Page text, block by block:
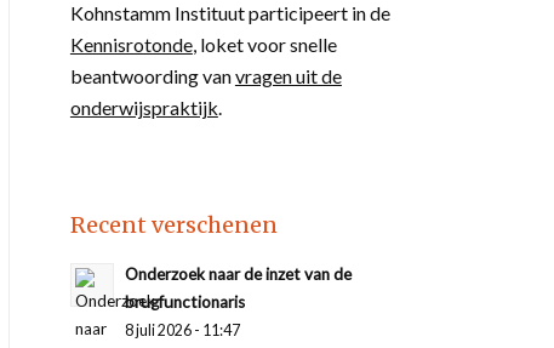
Kohnstamm Instituut participeert in de
Kennisrotonde, loket voor snelle
beantwoording vanvragen uit de
onderwijspraktijk.
Recent verschenen
Onderzoek naar de inzet van de
brugfunctionaris
8 juli 2026 - 11:47